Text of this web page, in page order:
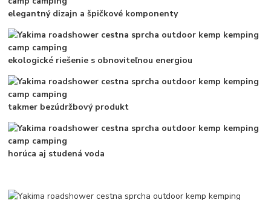
elegantný dizajn a špičkové komponenty
ekologické riešenie s obnoviteľnou energiou
takmer bezúdržbový produkt
horúca aj studená voda